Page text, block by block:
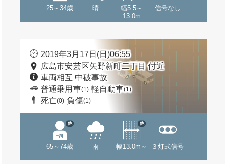
25～34歳 晴
幅5.5～
13.0m
信号なし
2019年3月17日(日)06:55
広島市安芸区矢野新町二丁目 付近
車両相互 中破事故
普通乗用車(1) 軽自動車(1)
死亡(0) 負傷(1)
65～74歳
他
雨 幅13.0m～
他
３灯式信号